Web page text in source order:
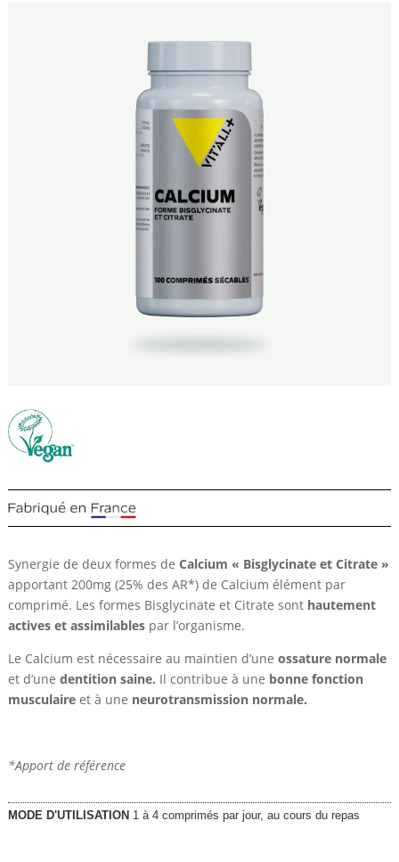
Synergie de deux formes de Calcium « Bisglycinate et Citrate »
apportant 200mg (25% des AR*) de Calcium élément par
comprimé. Les formes Bisglycinate et Citrate sont hautement
actives et assimilablespar l’organisme.
Le Calcium est nécessaire au maintien d’une ossature normale
et d’une dentition saine. Il contribue à une bonne fonction
musculaireet à une neurotransmission normale.
*Apport de référence
MODE D'UTILISATION 1 à 4 comprimés par jour, au cours du repas